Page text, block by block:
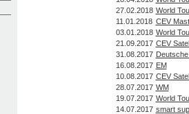
27.02.2018 World
11.01.2018 CEV
03.01.2018 World
21.09.2017 CEV
31.08.2017
16.08.2017 EM
10.08.2017 CEV
28.07.2017 WM
19.07.2017 World
14.07.2017 smart